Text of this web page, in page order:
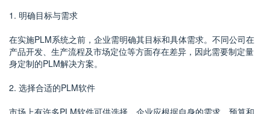
1. 明确目标与需求
在实施PLM系统之前，企业需明确其目标和具体需求。不同公司在
产品开发、生产流程及市场定位等方面存在差异，因此需要制定量
身定制的PLM解决方案。
2. 选择合适的PLM软件
市场上有许多PLM软件可供选择，企业应根据自身的需求、预算和